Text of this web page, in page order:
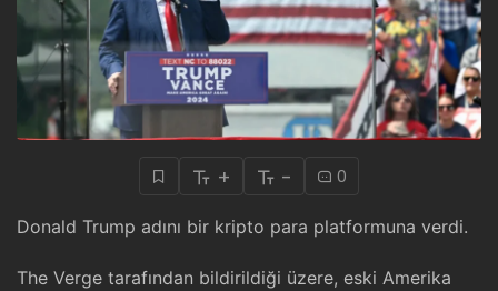
+ - 0
Donald Trump adını bir kripto para platformuna verdi.
The Verge tarafından bildirildiği üzere, eski Amerika